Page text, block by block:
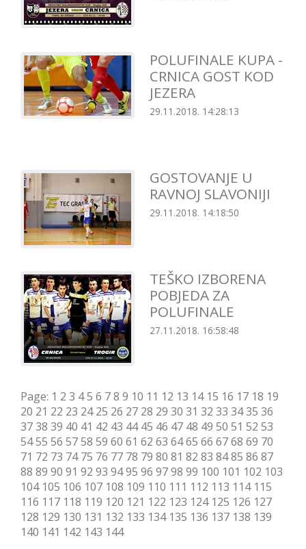
POLUFINALE KUPA -
CRNICA GOST KOD
JEZERA
29.11.2018. 14:28:13
GOSTOVANJE U
RAVNOJ SLAVONIJI
29.11.2018. 14:18:50
TEŠKO IZBORENA
POBJEDA ZA
POLUFINALE
27.11.2018. 16:58:48
Page: 1 2 3 45 6 78 9 10 11 12 13 14 15 16 17 18 19
20 21 22 23 24 25 26 27 28 29 30 31 32 33 3435 36
3738 39 40 41 42 43 44 45 46 47 48 49 50 51 52 53
5455 56 5758 59 60 61 62 63 6465 66 6768 69 70
71 72 73 74 75 76 77 78 79 80 81 82 83 8485 86 87
88 89 90 91 92 93 9495 96 9798 99 100 101 102 103
104 105 106 107 108 109 110 111 112 113 114 115
116 117 118 119 120 121 122 123 124 125 126 127
128 129 130 131 132 133 134 135 136 137 138 139
140 141 142 143 144